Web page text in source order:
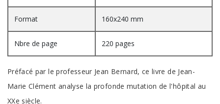
Format 160x240 mm
Nbre de page 220 pages
Préfacé par le professeur Jean Bernard, ce livre de Jean-
Marie Clément analyse la profonde mutation de l'hôpital au
XXe siècle.